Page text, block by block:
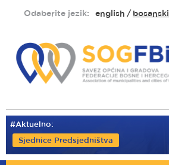
sadržaj
Odaberite jezik: english bosanski
#Aktuelno:
Sjednice Predsjedništva